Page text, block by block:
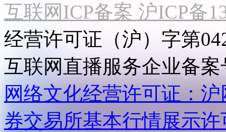
互联网ICP备案 沪ICP备
经营许可证（沪）字第
互联网直播服务企业备案
网络文化经营许可证：
券交易所基本行情展示许